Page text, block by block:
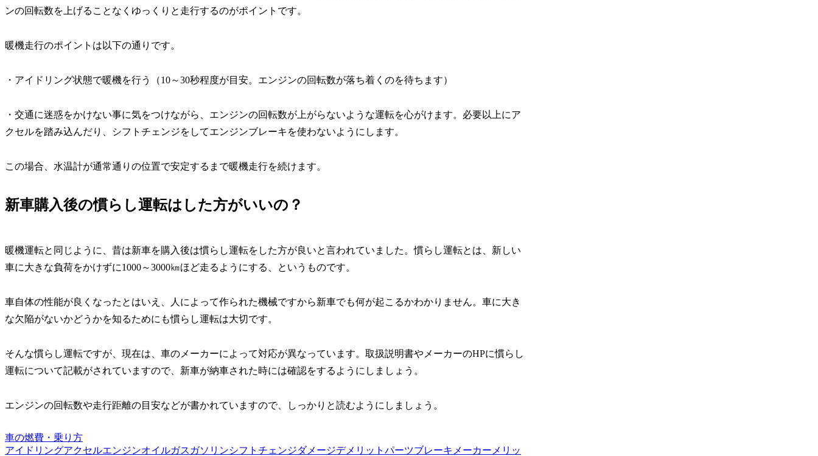
ンの回転数を上げることなくゆっくりと走行するのがポイントです。
暖機走行のポイントは以下の通りです。
・アイドリング状態で暖機を行う（10～30秒程度が目安。エンジンの回転数が落ち着くのを待ちます）
・交通に迷惑をかけない事に気をつけながら、エンジンの回転数が上がらないような運転を心がけます。必要以上にア
クセルを踏み込んだり、シフトチェンジをしてエンジンブレーキを使わないようにします。
この場合、水温計が通常通りの位置で安定するまで暖機走行を続けます。
新車購入後の慣らし運転はした方がいいの？
暖機運転と同じように、昔は新車を購入後は慣らし運転をした方が良いと言われていました。慣らし運転とは、新しい
車に大きな負荷をかけずに1000～3000㎞ほど走るようにする、というものです。
車自体の性能が良くなったとはいえ、人によって作られた機械ですから新車でも何が起こるかわかりません。車に大き
な欠陥がないかどうかを知るためにも慣らし運転は大切です。
そんな慣らし運転ですが、現在は、車のメーカーによって対応が異なっています。取扱説明書やメーカーのHPに慣らし
運転について記載がされていますので、新車が納車された時には確認をするようにしましょう。
エンジンの回転数や走行距離の目安などが書かれていますので、しっかりと読むようにしましょう。
車の燃費・乗り方
アイドリングアクセルエンジンオイルガス ガソリンシフトチェンジダメージデメリット パーツブレーキ メーカー メリッ